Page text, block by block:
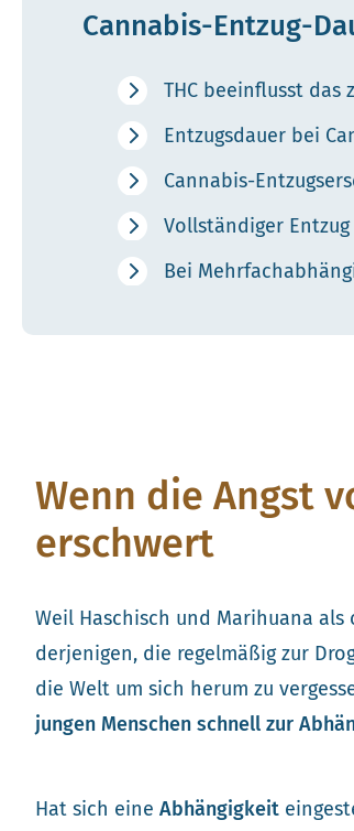
Cannabis-Entzug-
THC beeinflusst
Entzugsdauer bei
Cannabis-
Vollständiger
Bei
Wenn die Angst
erschwert
Weil Haschisch und Marihuana
derjenigen, die regelmäßig zur
die Welt um sich herum zu
jungen Menschen schnell zur
Hat sich eine Abhängigkeit